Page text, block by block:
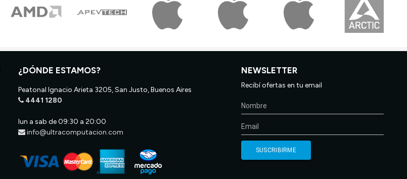
¿DÓNDE ESTAMOS?
Peatonal Ignacio Arieta 3205, San Justo, Buenos Aires
4441 1280
lun a sab de 09:30 a 20:00
info@ultracomputacion.com
NEWSLETTER
Recibí ofertas en tu email